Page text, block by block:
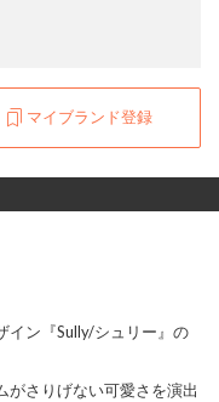
マイブランド登録
イン『Sully/シュリー』の
がさりげない可愛さを演出